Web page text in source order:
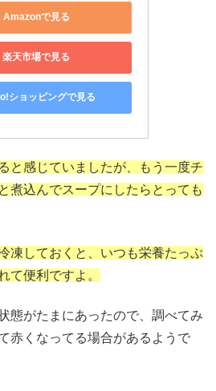
Amazonで見る
楽天市場で見る
ショッピングで見る
と感じていましたが、もう一度チ
煮込んでスープにしたらとっても
凍しておくと、いつも栄養たっぷ
て便利ですよ。
態がたまにあったので、調べてみ
赤くなってる場合があるようで